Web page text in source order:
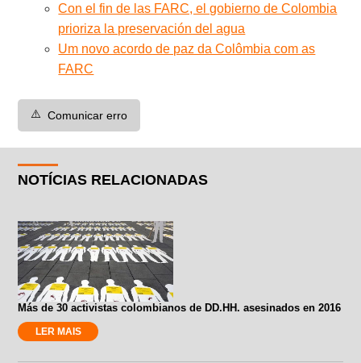
Con el fin de las FARC, el gobierno de Colombia
prioriza la preservación del agua
Um novo acordo de paz da Colômbia com as
FARC
⚠️ Comunicar erro
NOTÍCIAS RELACIONADAS
Más de 30 activistas colombianos de DD.HH. asesinados en 2016
LER MAIS